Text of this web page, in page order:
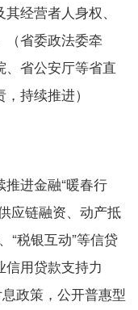
经营者人身权、
（省委政法委牵
、省公安厅等省直
持续推进）
推进金融“暖春行
应链融资、动产抵
“税银互动”等信贷
用贷款支持力
政策，公开普惠型